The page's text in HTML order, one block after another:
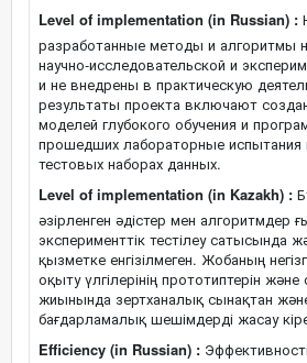
Level of implementation (in Russian) :
разработанные методы и алгоритмы
научно-исследовательской и
и не внедрены в практическую
результаты проекта включают
моделей глубокого обучения и
прошедших лабораторные испытания
тестовых наборах данных.
Level of implementation (in Kazakh) :
әзірленген әдістер мен алгоритмдер
эксперименттік тестілеу сатысында
қызметке енгізілмеген. Жобаның
оқыту үлгілерінің прототиптерін
жиынында зертханалық сынақтан
бағдарламалық шешімдерді жасау
Efficiency (in Russian) :